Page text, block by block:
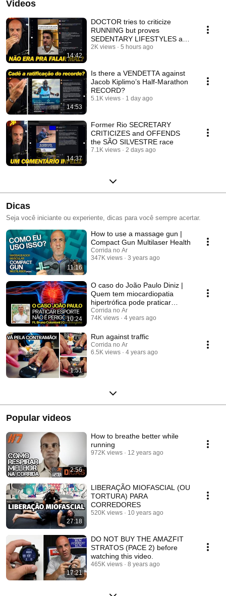
Videos
14:42
DOCTOR tries to criticize
RUNNING but proves
SEDENTARY LIFESTYLES are
worse
2K views 5 hours ago
14:53
Is there a VENDETTA against
Jacob Kiplimo’s Half-Marathon
RECORD?
5.1K views 1 day ago
14:37
Former Rio SECRETARY
CRITICIZES and OFFENDS
the SÃO SILVESTRE race
7.1K views 2 days ago
Dicas
Seja você iniciante ou experiente, dicas para você sempre acertar.
11:16
How to use a massage gun |
Compact Gun Multilaser Health
Corrida no Ar
347K views
3 years ago
10:24
O caso do João Paulo Diniz |
Quem tem miocardiopatia
hipertrófica pode praticar
esportes?
Corrida no Ar
74K views
4 years ago
1:51
Run against traffic
Corrida no Ar
6.5K views
4 years ago
Popular videos
2:56
How to breathe better while
running
972K views 12 years ago
27:18
LIBERAÇÃO MIOFASCIAL (OU
TORTURA) PARA
CORREDORES
520K views 10 years ago
17:21
DO NOT BUY THE AMAZFIT
STRATOS (PACE 2) before
watching this video.
465K views 8 years ago